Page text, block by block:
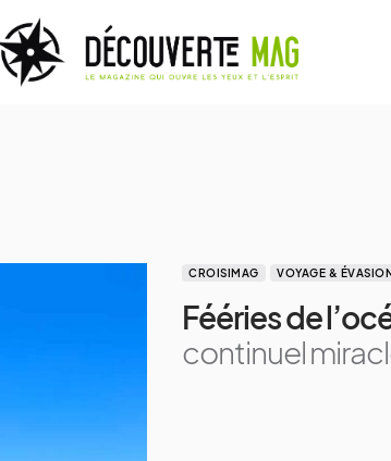
CROISIMAG VOYAGE &
Fééries de
continuel